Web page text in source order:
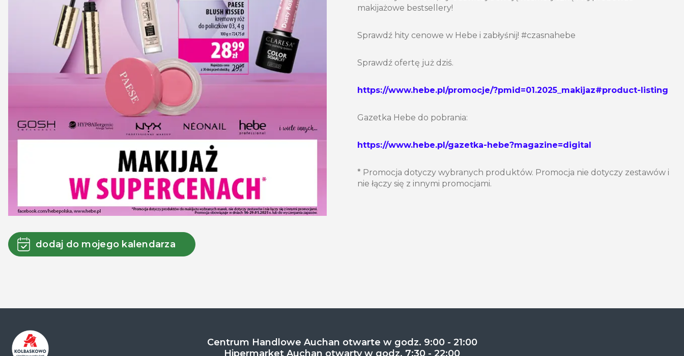
dodaj do mojego kalendarza
makijażowe bestsellery!
Sprawdź hity cenowe w Hebe i zabłyśnij! #czasnahebe
Sprawdź ofertę już dziś.
https://www.hebe.pl/promocje/?pmid=01.2025_makijaz#product-listing
Gazetka Hebe do pobrania:
https://www.hebe.pl/gazetka-hebe?magazine=digital
* Promocja dotyczy wybranych produktów. Promocja nie dotyczy zestawów i
nie łączy się z innymi promocjami.
Centrum Handlowe Auchan otwarte w godz. 9:00 - 21:00
Hipermarket Auchan otwarty w godz. 7:30 - 22:00